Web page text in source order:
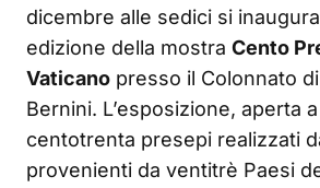
dicembre alle sedici si inaugura
edizione della mostra Cento
Vaticano presso il Colonnato
Bernini. L’esposizione, aperta
centotrenta presepi realizzati
provenienti da ventitrè Paesi